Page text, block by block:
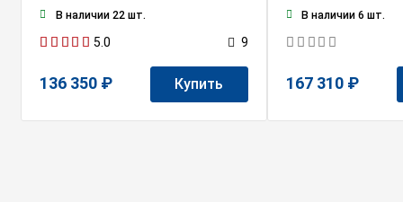
В наличии 22 шт.
5.0 9
136 350 ₽ Купить
В наличии 6 шт.
167 310 ₽